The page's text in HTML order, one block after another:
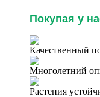
Покупая у
Качественный
Многолетний
Растения